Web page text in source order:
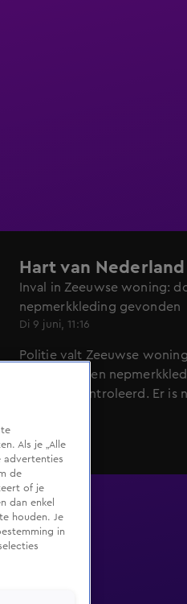
Hart van
Inval in Zeeuwse woning:
nepmerkkleding gevonden
Di 9 juni, 11:16
Politie valt Zeeuwse
vapes, geld en
auto's gecontroleerd. Er is
te
Als je „Alle
advertenties
de
of je
dan enkel
houden. Je
in